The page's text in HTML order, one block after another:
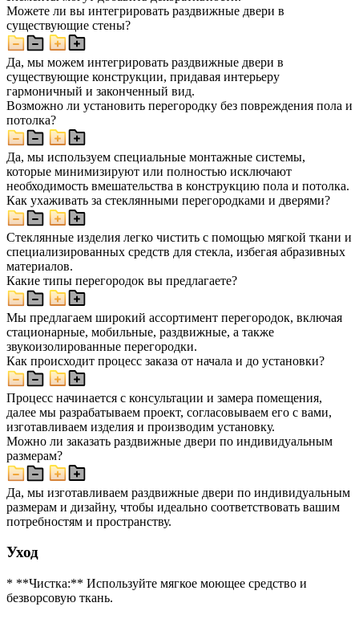
Можете ли вы интегрировать раздвижные двери в
существующие стены?
Да, мы можем интегрировать раздвижные двери в
существующие конструкции, придавая интерьеру
гармоничный и законченный вид.
Возможно ли установить перегородку без повреждения пола и
потолка?
Да, мы используем специальные монтажные системы,
которые минимизируют или полностью исключают
необходимость вмешательства в конструкцию пола и потолка.
Как ухаживать за стеклянными перегородками и дверями?
Стеклянные изделия легко чистить с помощью мягкой ткани и
специализированных средств для стекла, избегая абразивных
материалов.
Какие типы перегородок вы предлагаете?
Мы предлагаем широкий ассортимент перегородок, включая
стационарные, мобильные, раздвижные, а также
звукоизолированные перегородки.
Как происходит процесс заказа от начала и до установки?
Процесс начинается с консультации и замера помещения,
далее мы разрабатываем проект, согласовываем его с вами,
изготавливаем изделия и производим установку.
Можно ли заказать раздвижные двери по индивидуальным
размерам?
Да, мы изготавливаем раздвижные двери по индивидуальным
размерам и дизайну, чтобы идеально соответствовать вашим
потребностям и пространству.
Уход
* **Чистка:** Используйте мягкое моющее средство и
безворсовую ткань.